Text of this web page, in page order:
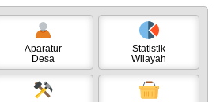
Aparatur
Desa
Statistik
Wilayah